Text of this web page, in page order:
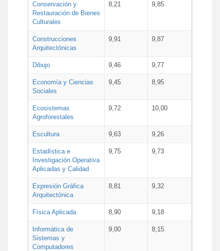
Conservación y
Restauración de Bienes
Culturales
8,21 9,85
Construcciones
Arquitectónicas
9,91 9,87
Dibujo 9,46 9,77
Economía y Ciencias
Sociales
9,45 8,95
Ecosistemas
Agroforestales
9,72 10,00
Escultura 9,63 9,26
Estadística e
Investigación Operativa
Aplicadas y Calidad
9,75 9,73
Expresión Gráfica
Arquitectónica
8,81 9,32
Física Aplicada 8,90 9,18
Informática de
Sistemas y
Computadores
9,00 8,15